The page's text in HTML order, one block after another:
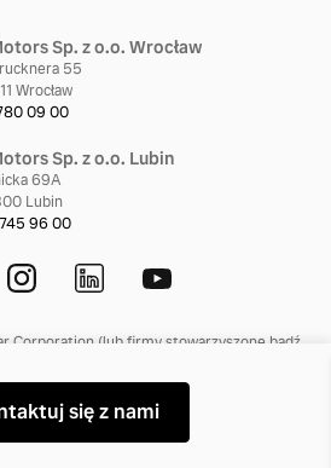
się z nami
Sp. z o.o. Wrocław
55
Wrocław
09 00
Sp. z o.o. Lubin
69A
Lubin
96 00
Corporation (lub firmy stowarzyszone bądź